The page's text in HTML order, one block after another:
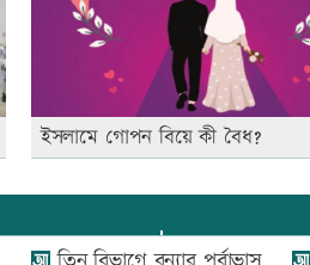
ইসলামে গোপন বিয়ে কী বৈধ?